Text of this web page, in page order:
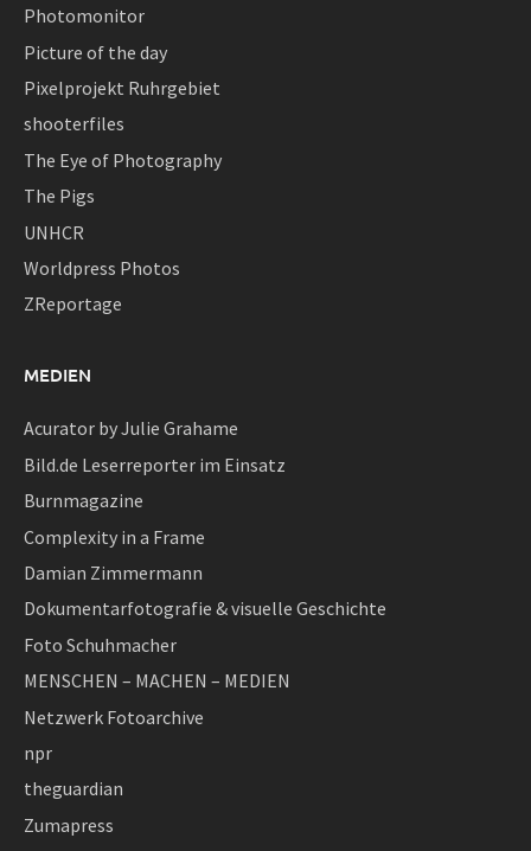
Photomonitor
Picture of the day
Pixelprojekt Ruhrgebiet
shooterfiles
The Eye of Photography
The Pigs
UNHCR
Worldpress Photos
ZReportage
MEDIEN
Acurator by Julie Grahame
Bild.de Leserreporter im Einsatz
Burnmagazine
Complexity in a Frame
Damian Zimmermann
Dokumentarfotografie & visuelle Geschichte
Foto Schuhmacher
MENSCHEN – MACHEN – MEDIEN
Netzwerk Fotoarchive
npr
theguardian
Zumapress